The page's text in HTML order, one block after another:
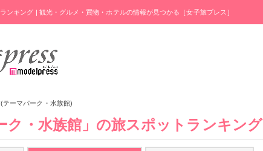
ンキング | 観光・グルメ・買物・ホテルの情報が見つかる［女子旅プレス］
テーマパーク・水族館)
ク・水族館」の旅スポットランキング